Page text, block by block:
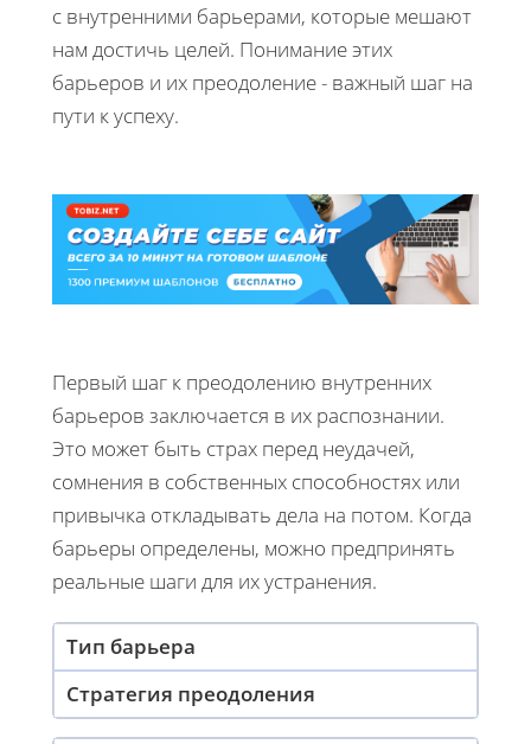
с внутренними барьерами, которые мешают
нам достичь целей. Понимание этих
барьеров и их преодоление - важный шаг на
пути к успеху.
Первый шаг к преодолению внутренних
барьеров заключается в их распознании.
Это может быть страх перед неудачей,
сомнения в собственных способностях или
привычка откладывать дела на потом. Когда
барьеры определены, можно предпринять
реальные шаги для их устранения.
Тип барьера
Стратегия преодоления